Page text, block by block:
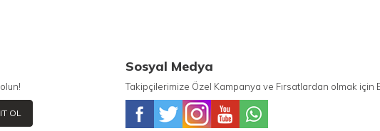
OL
Sosyal Medya
Takipçilerimize Özel Kampanya ve Fırsatlardan olmak için